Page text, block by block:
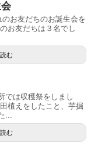
お友だちのお誕生会を
お友だちは３名でし
む
では収穫祭をしまし
植えをしたこと、芋掘
...
む